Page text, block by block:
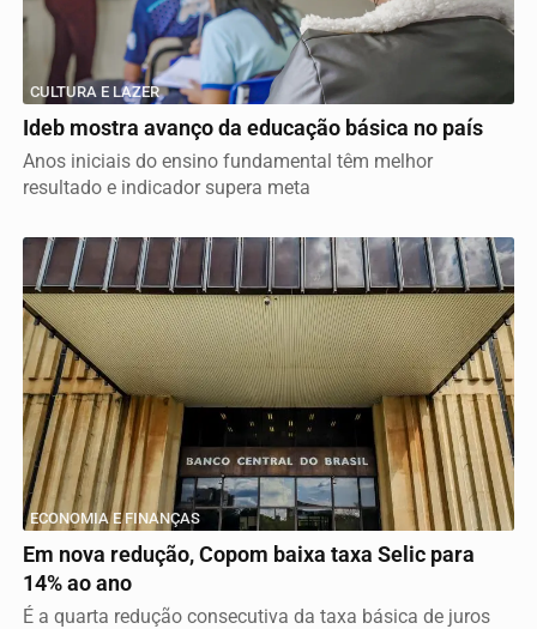
CULTURA E LAZER
Ideb mostra avanço da educação básica no país
Anos iniciais do ensino fundamental têm melhor
resultado e indicador supera meta
ECONOMIA E FINANÇAS
Em nova redução, Copom baixa taxa Selic para
14% ao ano
É a quarta redução consecutiva da taxa básica de juros